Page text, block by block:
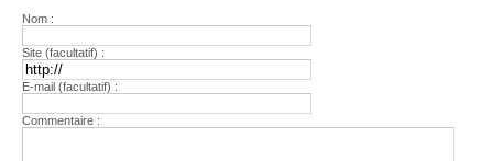
Nom :
Site (facultatif) :
E-mail (facultatif) :
Commentaire :